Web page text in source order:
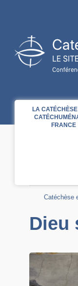
LA
FRANCE
Catéchèse
Dieu